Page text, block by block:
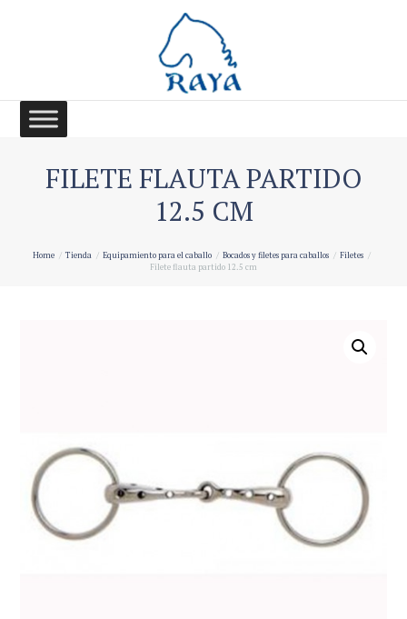
FILETE FLAUTA PARTIDO
12.5 CM
Home Tienda Equipamiento para el caballo Bocados y filetes para caballos
Filetes
Filete flauta partido 12.5 cm